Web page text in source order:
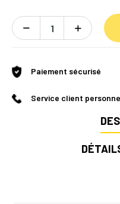
Paiement sécurisé
Service client